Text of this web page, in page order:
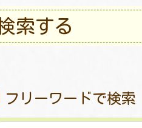
索する
フリーワードで検索